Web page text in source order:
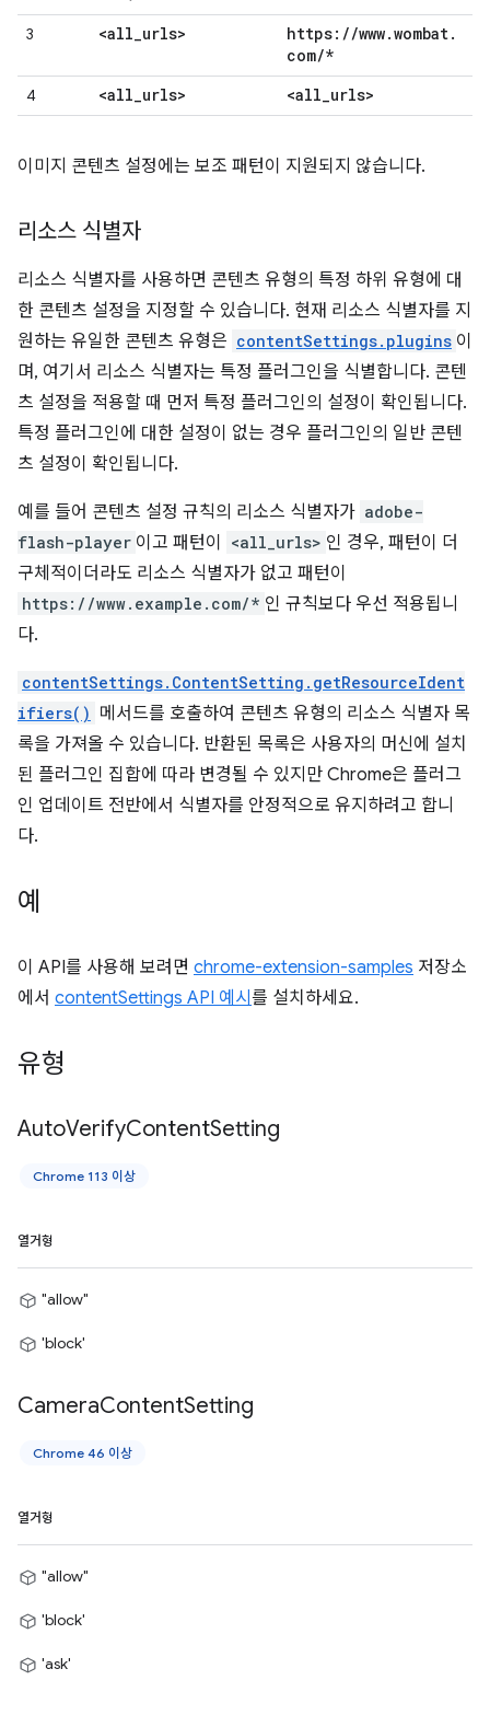
3 <all_urls> https: //www.wombat.
com/*
4 <all_urls> <all_urls>
이미지 콘텐츠 설정에는 보조 패턴이 지원되지 않습니다.
리소스 식별자
리소스 식별자를 사용하면 콘텐츠 유형의 특정 하위 유형에 대
한 콘텐츠 설정을 지정할 수 있습니다. 현재 리소스 식별자를 지
원하는 유일한 콘텐츠 유형은 contentSettings.plugins 이
며, 여기서 리소스 식별자는 특정 플러그인을 식별합니다. 콘텐
츠 설정을 적용할 때 먼저 특정 플러그인의 설정이 확인됩니다.
특정 플러그인에 대한 설정이 없는 경우 플러그인의 일반 콘텐
츠 설정이 확인됩니다.
예를 들어 콘텐츠 설정 규칙의 리소스 식별자가 adobe-
flash-player 이고 패턴이 <all_urls> 인 경우, 패턴이 더
구체적이더라도 리소스 식별자가 없고 패턴이
https://www.example.com/* 인 규칙보다 우선 적용됩니
다.
contentSettings.ContentSetting.getResourceIdent
ifiers() 메서드를 호출하여 콘텐츠 유형의 리소스 식별자 목
록을 가져올 수 있습니다. 반환된 목록은 사용자의 머신에 설치
된 플러그인 집합에 따라 변경될 수 있지만 Chrome은 플러그
인 업데이트 전반에서 식별자를 안정적으로 유지하려고 합니
다.
예
이 API를 사용해 보려면 chrome-extension-samples 저장소
에서 contentSettings API 예시 를 설치하세요.
유형
AutoVerifyContentSetting
Chrome 113 이상
열거형
"allow"
'block'
CameraContentSetting
Chrome 46 이상
열거형
"allow"
'block'
'ask'